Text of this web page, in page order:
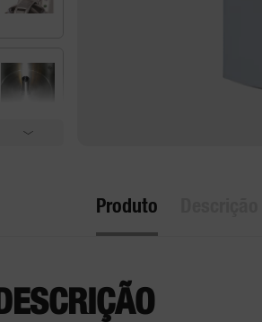
Produto
DESCRIÇÃO